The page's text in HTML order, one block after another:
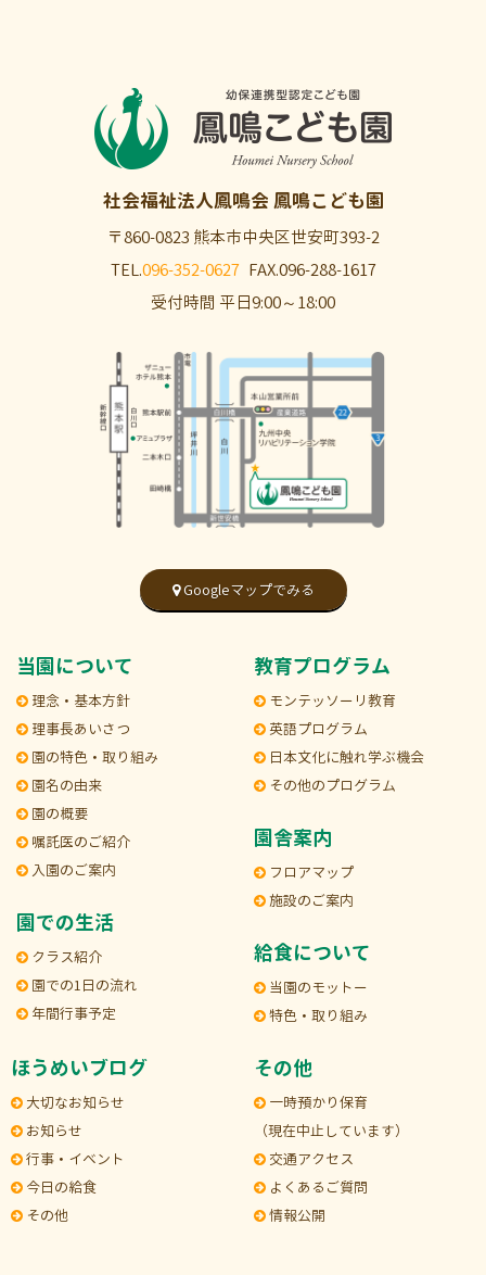
社会福祉法人鳳鳴会 鳳鳴こども園
〒860-0823 熊本市中央区世安町393-2
TEL.096-352-0627 FAX.096-288-1617
受付時間 平日9:00～18:00
Googleマップでみる
当園について
理念・基本方針
理事長あいさつ
園の特色・取り組み
園名の由来
園の概要
嘱託医のご紹介
入園のご案内
園での生活
クラス紹介
園での1日の流れ
年間行事予定
教育プログラム
モンテッソーリ教育
英語プログラム
日本文化に触れ学ぶ機会
その他のプログラム
園舎案内
フロアマップ
施設のご案内
給食について
当園のモットー
特色・取り組み
ほうめいブログ
大切なお知らせ
お知らせ
行事・イベント
今日の給食
その他
その他
一時預かり保育
（現在中止しています）
交通アクセス
よくあるご質問
情報公開